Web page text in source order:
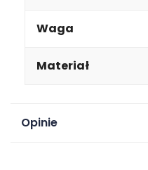
Waga
Materiał
Opinie